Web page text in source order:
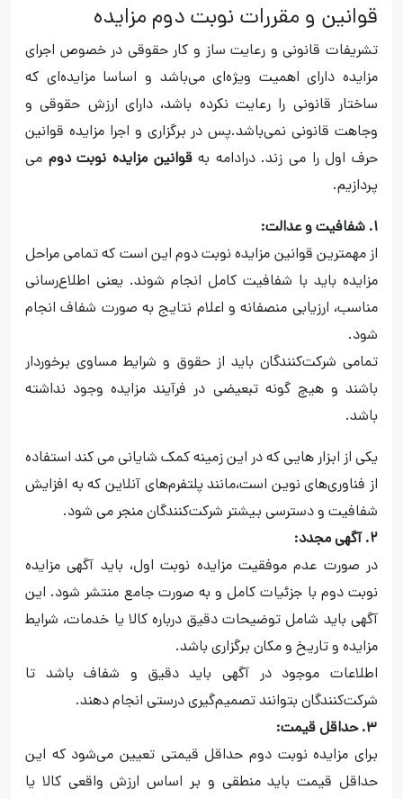
قوانین و مقررات نوبت دوم مزایده
تشریفات قانونی و رعایت ساز و کار حقوقی در خصوص اجرای
مزایده دارای اهمیت ویژه‌ای می‌باشد و اساسا مزایده‌‌ای که
ساختار قانونی را رعایت نکرده باشد، دارای ارزش حقوقی و
وجاهت قانونی نمی‌باشد.پس در برگزاری و اجرا مزایده قوانین
حرف اول را می زند. درادامه بهقوانین مزایده نوبت دوم می
پردازیم.
۱. شفافیت و عدالت:
از مهمترین قوانین مزایده نوبت دوم این است که تمامی مراحل
مزایده باید با شفافیت کامل انجام شوند. یعنی اطلاع‌رسانی
مناسب، ارزیابی منصفانه و اعلام نتایج به صورت شفاف انجام
شود.
تمامی شرکت‌کنندگان باید از حقوق و شرایط مساوی برخوردار
باشند و هیچ گونه تبعیضی در فرآیند مزایده وجود نداشته
باشد.
یکی از ابزار هایی که در این زمینه کمک شایانی می کند استفاده
از فناوری‌های نوین است،مانند پلتفرم‌های آنلاین که به افزایش
شفافیت و دسترسی بیشتر شرکت‌کنندگان منجر می شود.
۲. آگهی مجدد:
در صورت عدم موفقیت مزایده نوبت اول، باید آگهی مزایده
نوبت دوم با جزئیات کامل و به صورت جامع منتشر شود. این
آگهی باید شامل توضیحات دقیق درباره کالا یا خدمات، شرایط
مزایده و تاریخ و مکان برگزاری باشد.
اطلاعات موجود در آگهی باید دقیق و شفاف باشد تا
شرکت‌کنندگان بتوانند تصمیم‌گیری درستی انجام دهند.
۳. حداقل قیمت:
برای مزایده نوبت دوم حداقل قیمتی تعیین می‌شود که این
حداقل قیمت باید منطقی و بر اساس ارزش واقعی کالا یا